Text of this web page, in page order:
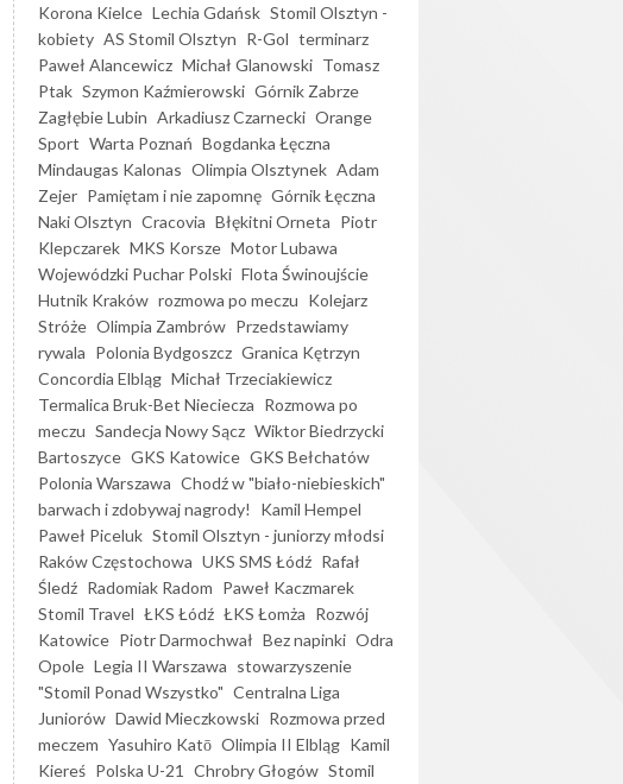
Korona Kielce Lechia Gdańsk Stomil Olsztyn -
kobiety AS Stomil Olsztyn R-Gol terminarz
Paweł Alancewicz Michał Glanowski Tomasz
Ptak Szymon Kaźmierowski Górnik Zabrze
Zagłębie Lubin Arkadiusz Czarnecki Orange
Sport Warta Poznań Bogdanka Łęczna
Mindaugas Kalonas Olimpia Olsztynek Adam
Zejer Pamiętam i nie zapomnę Górnik Łęczna
Naki Olsztyn Cracovia Błękitni Orneta Piotr
Klepczarek MKS Korsze Motor Lubawa
Wojewódzki Puchar Polski Flota Świnoujście
Hutnik Kraków rozmowa po meczu Kolejarz
Stróże Olimpia Zambrów Przedstawiamy
rywala Polonia Bydgoszcz Granica Kętrzyn
Concordia Elbląg Michał Trzeciakiewicz
Termalica Bruk-Bet Nieciecza Rozmowa po
meczu Sandecja Nowy Sącz Wiktor Biedrzycki
Bartoszyce GKS Katowice GKS Bełchatów
Polonia Warszawa Chodź w "biało-niebieskich"
barwach i zdobywaj nagrody!
Kamil Hempel
Paweł Piceluk Stomil Olsztyn - juniorzy młodsi
Raków Częstochowa UKS SMS Łódź Rafał
Śledź Radomiak Radom Paweł Kaczmarek
Stomil Travel ŁKS Łódź ŁKS Łomża Rozwój
Katowice Piotr Darmochwał Bez napinki Odra
Opole Legia II Warszawa stowarzyszenie
"Stomil Ponad Wszystko" Centralna Liga
Juniorów Dawid Mieczkowski Rozmowa przed
meczem Yasuhiro Katō Olimpia II Elbląg Kamil
Kiereś Polska U-21 Chrobry Głogów Stomil